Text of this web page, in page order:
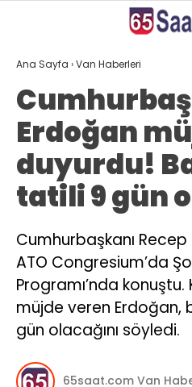
ANASAYFA
VAN
BÖLGE
GÜNDEM
EKONOMİ
SİYASET
SAĞLIK
SPOR
Ana Sayfa ›Van Haberleri
Erdoğan
duyurdu!
tatili 9 gün
Cumhurbaşkanı
ATO Congresium’da
Programı’nda konuştu.
müjde veren Erdoğan,
gün olacağını söyledi.
65saat.com Van